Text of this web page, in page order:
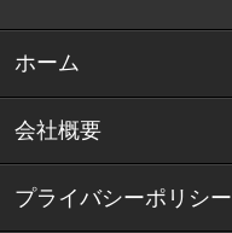
ホーム
会社概要
プライバシーポリシー